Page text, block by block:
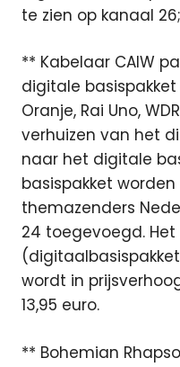
te zien op kanaal 26;
** Kabelaar CAIW
digitale basispakket
Oranje, Rai Uno,
verhuizen van het
naar het digitale
basispakket
themazenders
24 toegevoegd. Het
wordt in
13,95 euro.
** Bohemian